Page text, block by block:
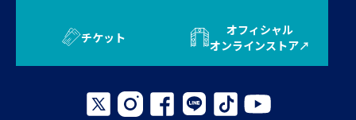
チケット
オフィシャル
オンラインストア